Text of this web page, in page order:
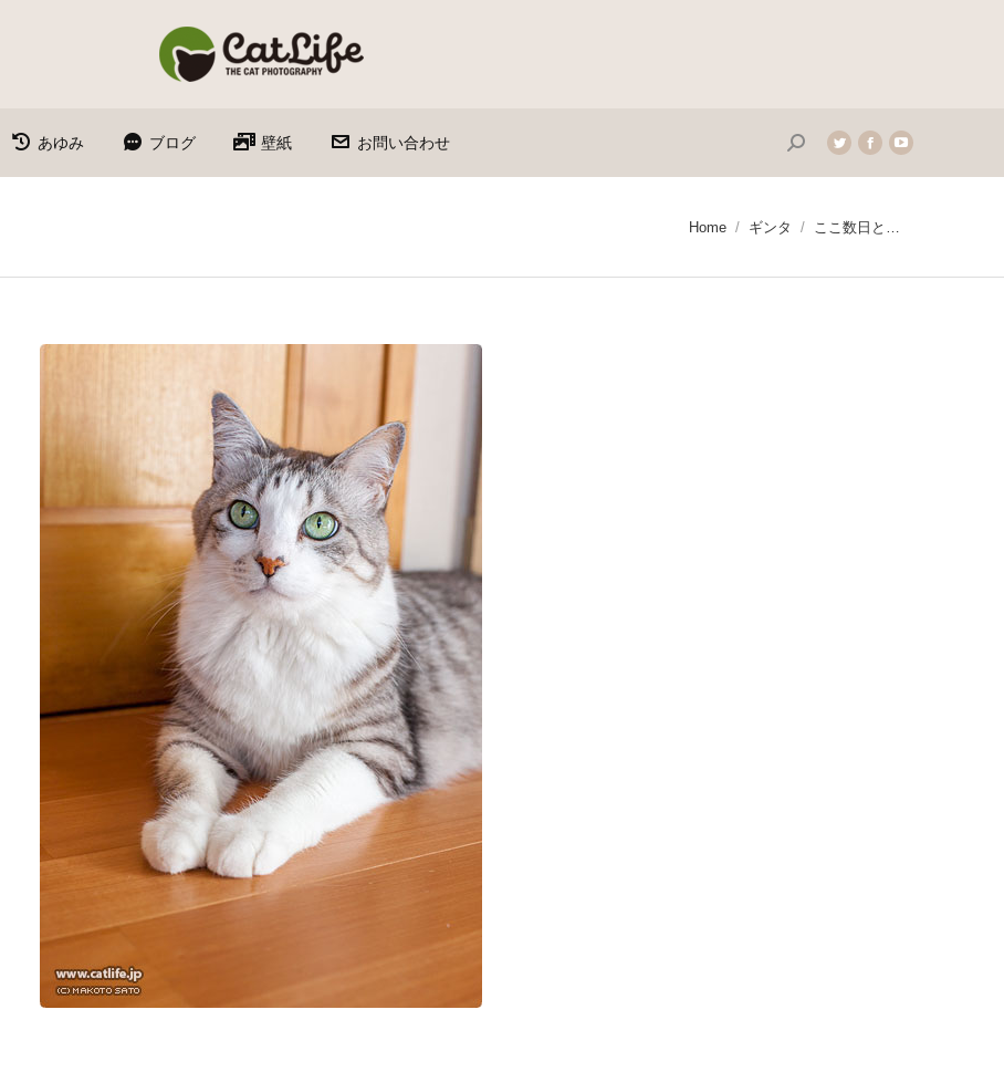
あゆみ ブログ 壁紙 お問い合わせ Search:Twitter
page
in
window
Facebook
page
in
window
YouTube
page
window
You are here:
Home ギンタ ここ数日と…